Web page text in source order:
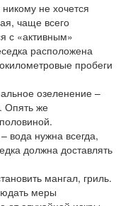
не хочется
чаще всего
с «активным»
расположена
пробеги
озеленение –
Опять же
вода нужна всегда,
должна доставлять
мангал, гриль.
меры